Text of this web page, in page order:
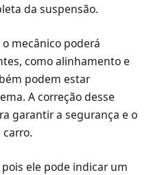
da suspensão.
mecânico poderá
como alinhamento e
podem estar
A correção desse
garantir a segurança e o
ele pode indicar um